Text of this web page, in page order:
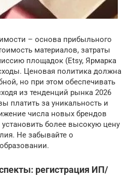
– основа прибыльного
материалов, затраты
площадок (Etsy, Ярмарка
Ценовая политика должна
но при этом обеспечивать
из тенденций рынка 2026
платить за уникальность и
числа новых брендов
установить более высокую цену
Не забывайте о
регистрация ИП/